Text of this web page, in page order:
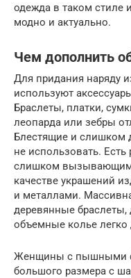
одежда в таком стиле
модно и актуально.
Чем дополнить
Для придания наряду
используют
Браслеты, платки,
леопарда или зебры
Блестящие и слишком
не использовать.
слишком вызывающим.
качестве украшений
и металлами.
деревянные
объемные колье
Женщины с пышными
большого размера с